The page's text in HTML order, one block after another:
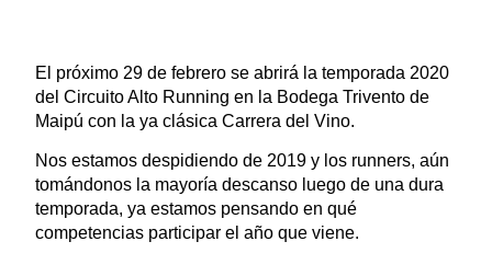
El próximo 29 de febrero se abrirá la temporada 2020
del Circuito Alto Running en la Bodega Trivento de
Maipú con la ya clásica Carrera del Vino.
Nos estamos despidiendo de 2019 y los runners, aún
tomándonos la mayoría descanso luego de una dura
temporada, ya estamos pensando en qué
competencias participar el año que viene.